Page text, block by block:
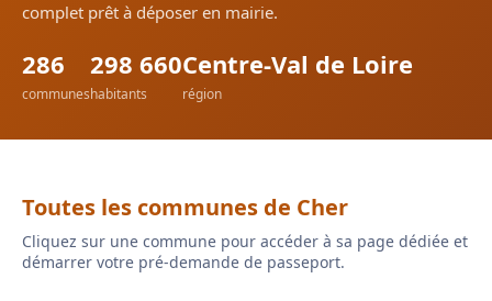
complet prêt à déposer en mairie.
286
communes
298 660
habitants
Centre-Val de Loire
région
Toutes les communes de Cher
Cliquez sur une commune pour accéder à sa page dédiée et
démarrer votre pré-demande de passeport.